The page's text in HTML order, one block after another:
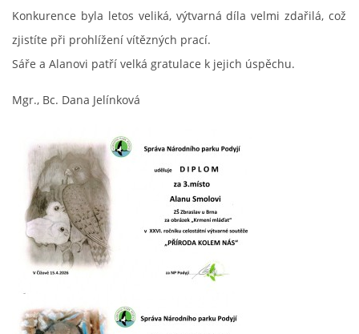
GDPR
PŘEDŠKOLÁCI
JAK MOTIVOVAT DÍTĚ KE ČTENÍ
REZERVAČNÍ SYSTÉM SPORTOVNÍ HALY
Konkurence byla letos veliká, výtvarná díla velmi zdařilá, což
zjistíte při prohlížení vítězných prací.
Sáře a Alanovi patří velká gratulace k jejich úspěchu.
Mgr., Bc. Dana Jelínková